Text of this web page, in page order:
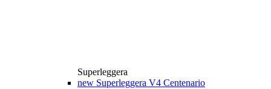
Superleggera
new Superleggera V4 Centenario